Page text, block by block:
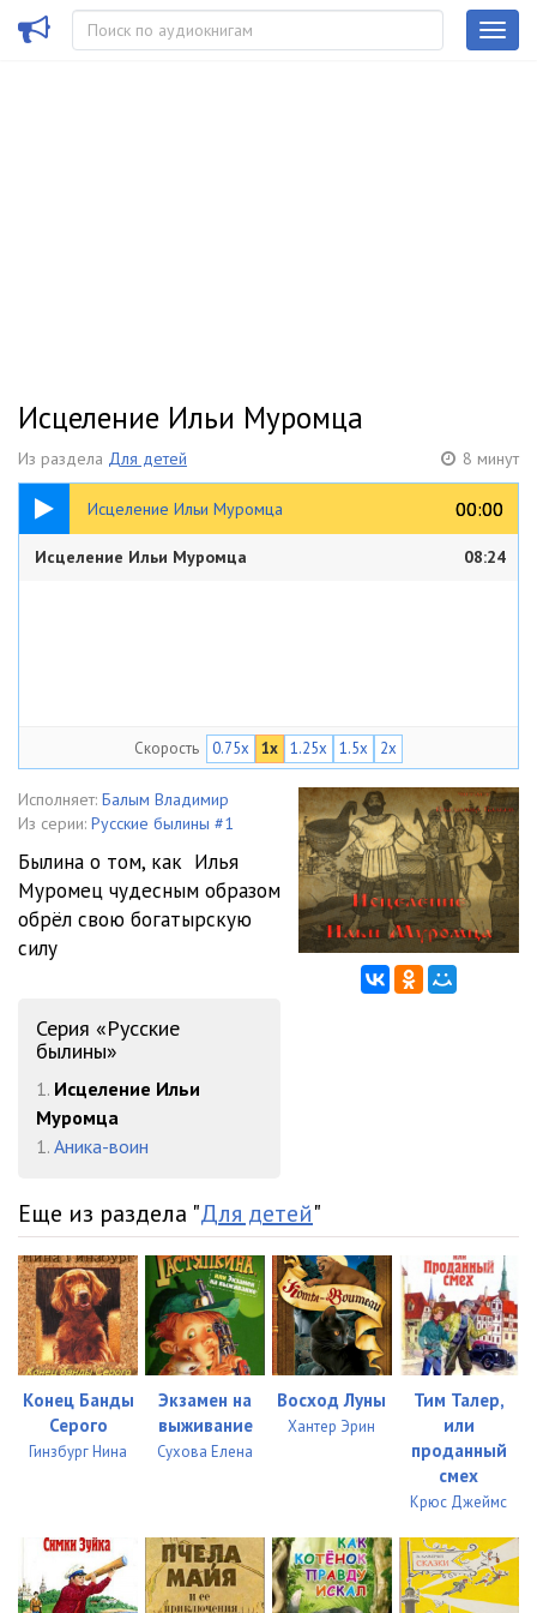
Исцеление Ильи Муромца
Из раздела Для детей 8 минут
Исцеление Ильи Муромца 00:00
00:00
08:24
Исцеление Ильи Муромца 08:24
Скорость 0.75x 1x 1.25x 1.5x 2x
Исполняет: Балым Владимир
Из серии: Русские былины #1
Былина о том, как Илья
Муромец чудесным образом
обрёл свою богатырскую
силу
Серия «Русские
былины»
1. Исцеление Ильи
Муромца
1. Аника-воин
Еще из раздела "Для детей"
Конец Банды
Серого
Гинзбург Нина
Экзамен на
выживание
Сухова Елена
Восход Луны
Хантер Эрин
Тим Талер,
или
проданный
смех
Крюс Джеймс